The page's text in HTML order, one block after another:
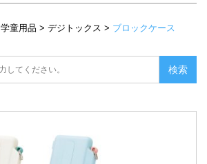
学童用品 > デジトックス > ブロックケース